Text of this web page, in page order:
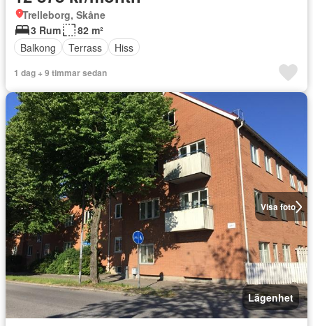
Trelleborg, Skåne
3 Rum
82 m²
Balkong
Terrass Hiss
1 dag + 9 timmar sedan
Visa foto
Lägenhet